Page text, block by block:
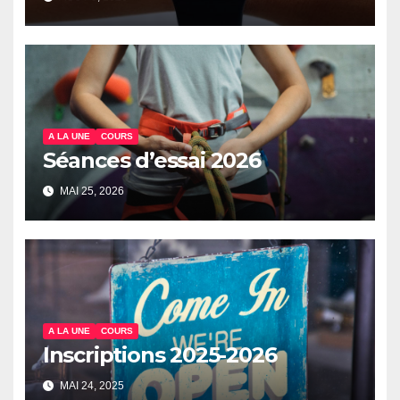
A LA UNE COURS
Séances d’essai 2026
MAI 25, 2026
A LA UNE COURS
Inscriptions 2025-2026
MAI 24, 2025